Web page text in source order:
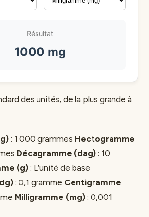
Résultat
1000 mg
des unités, de la plus grande à
: 1 000 grammes Hectogramme
Décagramme (dag) : 10
(g): L’unité de base
: 0,1 gramme Centigramme
Milligramme (mg) : 0,001